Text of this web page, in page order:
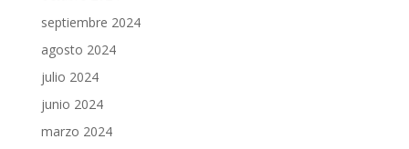
septiembre 2024
agosto 2024
julio 2024
junio 2024
marzo 2024